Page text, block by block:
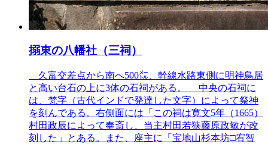
搦東の八幡社（三祠）
久富交差点から南へ500㍍、幹線水路東側に明神鳥居
と高い台石の上に3体の石祠がある。 中央の石祠に
は、梵字（古代インドで発達した文字）によって祭神
を刻んである。右側面には「この祠は寛文5年（1665）
村田政辰によって奉斎し、当主村田若狭藤原政敏が改
刻した」とある。また、座主に「宝地山杉本坊□宥智